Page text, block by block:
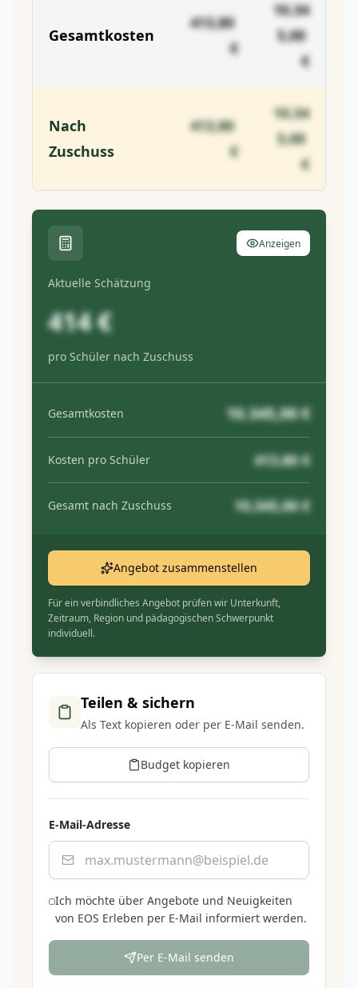
Gesamtkosten
413,80
€
10.34
5,00
€
Nach
Zuschuss
413,80
€
10.34
5,00
€
Anzeigen
Aktuelle Schätzung
414 €
pro Schüler nach Zuschuss
Gesamtkosten 10.345,00 €
Kosten pro Schüler 413,80 €
Gesamt nach Zuschuss 10.345,00 €
Angebot zusammenstellen
Für ein verbindliches Angebot prüfen wir Unterkunft,
Zeitraum, Region und pädagogischen Schwerpunkt
individuell.
Teilen & sichern
Als Text kopieren oder per E-Mail senden.
Budget kopieren
E-Mail-Adresse
Ich möchte über Angebote und Neuigkeiten
von EOS Erleben per E-Mail informiert werden.
Per E-Mail senden